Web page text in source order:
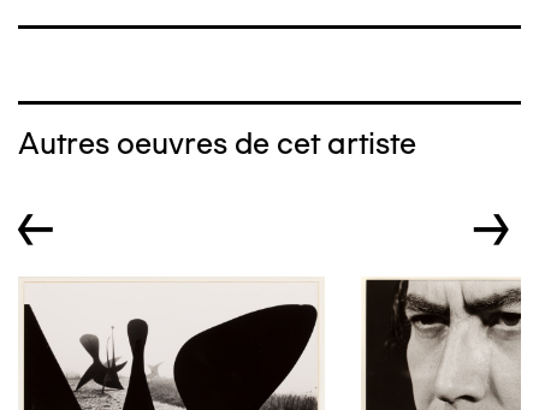
Autres oeuvres de cet artiste
← →